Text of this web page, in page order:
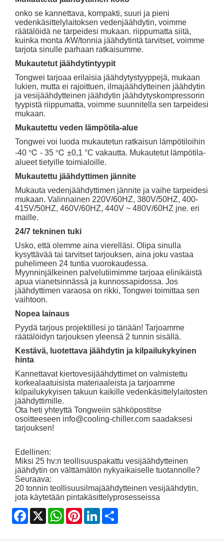
onko se kannettava, kompakti, suuri ja pieni
vedenkäsittelylaitoksen vedenjäähdytin, voimme
räätälöidä ne tarpeidesi mukaan. riippumatta siitä,
kuinka monta /kW/tonnia jäähdytintä tarvitset, voimme
tarjota sinulle parhaan ratkaisumme.
Mukautetut jäähdytintyypit
Tongwei tarjoaa erilaisia ​​jäähdytystyyppejä, mukaan
lukien, mutta ei rajoittuen, ilmajäähdytteinen jäähdytin
ja vesijäähdytteinen jäähdytin jäähdytyskompressorin
tyypistä riippumatta, voimme suunnitella sen tarpeidesi
mukaan.
Mukautettu veden lämpötila-alue
Tongwei voi luoda mukautetun ratkaisun lämpötiloihin
-40 ℃ - 35 ℃ ±0,1 °C vakautta. Mukautetut lämpötila-
alueet tietyille toimialoille.
Mukautettu jäähdyttimen jännite
Mukauta vedenjäähdyttimen jännite ja vaihe tarpeidesi
mukaan. Valinnainen 220V/60HZ, 380V/50HZ, 400-
415V/50HZ, 460V/60HZ, 440V ~ 480V/60HZ jne. eri
maille.
24/7 tekninen tuki
Usko, että olemme aina vierelläsi. Olipa sinulla
kysyttävää tai tarvitset tarjouksen, aina joku vastaa
puhelimeen 24 tuntia vuorokaudessa.
Myynninjälkeinen palvelutiimimme tarjoaa elinikäistä
apua vianetsinnässä ja kunnossapidossa. Jos
jäähdyttimen varaosa on rikki, Tongwei toimittaa sen
vaihtoon.
Nopea lainaus
Pyydä tarjous projektillesi jo tänään! Tarjoamme
räätälöidyn tarjouksen yleensä 2 tunnin sisällä.
Kestävä, luotettava jäähdytin ja kilpailukykyinen
hinta
Kannettavat kiertovesijäähdyttimet on valmistettu
korkealaatuisista materiaaleista ja tarjoamme
kilpailukykyisen takuun kaikille vedenkäsittelylaitosten
jäähdyttimille.
Ota heti yhteyttä Tongweiin sähköpostitse
osoitteeseen info@cooling-chiller.com saadaksesi
tarjouksen!
Edellinen:
Miksi 25 hv:n teollisuuspakattu vesijäähdytteinen
jäähdytin on välttämätön nykyaikaiselle tuotannolle?
Seuraava:
20 tonnin teollisuusilmajäähdytteinen vesijäähdytin,
jota käytetään pintakäsittelyprosesseissa
Facebook
X WhatsApp
PinterestLinkedIn